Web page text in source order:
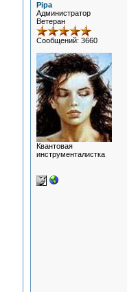
Pipa
Администратор
Ветеран
Сообщений: 3660
Квантовая
инструменталистка